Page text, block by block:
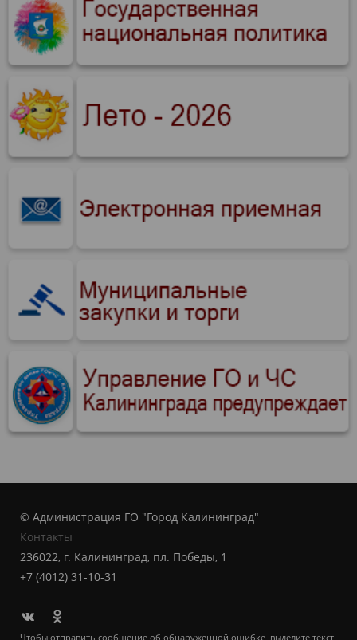
© Администрация ГО "Город Калининград"
Контакты
236022, г. Калининград, пл. Победы, 1
+7 (4012) 31-10-31
Чтобы отправить сообщение об обнаруженной ошибке, выделите текст